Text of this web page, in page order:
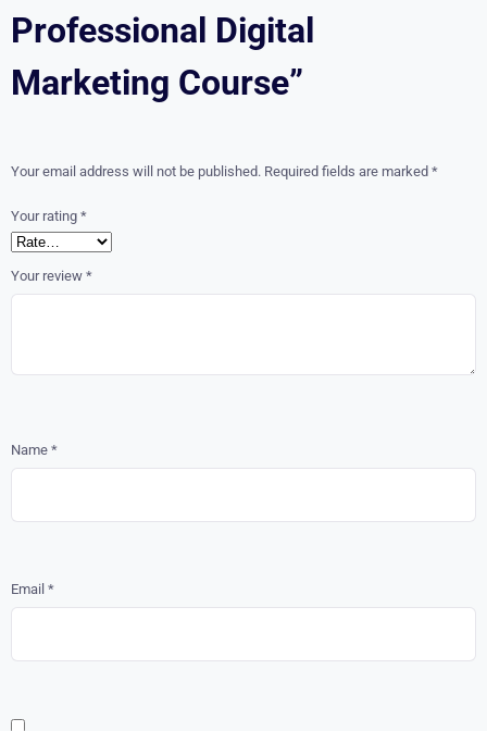
Professional Digital
Marketing Course”
Your email address will not be published. Required fields are marked *
Your rating *
Your review *
Name *
Email *